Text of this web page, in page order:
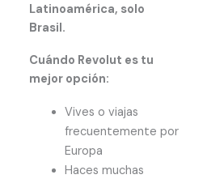
Latinoamérica, solo
Brasil.
Cuándo Revolut es tu
mejor opción:
Vives o viajas
frecuentemente por
Europa
Haces muchas